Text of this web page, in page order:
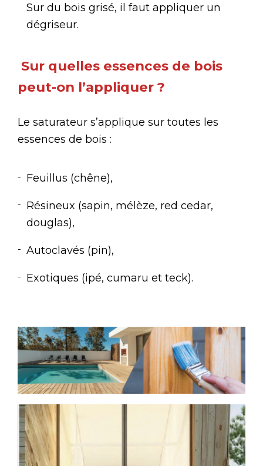
Sur du bois grisé, il faut appliquer un
dégriseur.
Sur quelles essences de bois
peut-on l’appliquer ?
Le saturateur s’applique sur toutes les
essences de bois :
Feuillus (chêne),
Résineux (sapin, mélèze, red cedar,
douglas),
Autoclavés (pin),
Exotiques (ipé, cumaru et teck).